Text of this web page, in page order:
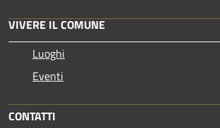
VIVERE IL COMUNE
Luoghi
Eventi
CONTATTI